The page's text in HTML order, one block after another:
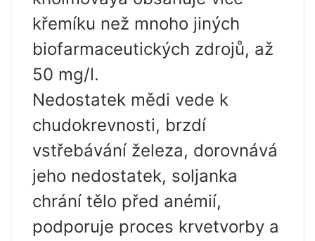
křemíku než mnoho jiných
biofarmaceutických zdrojů, až
50 mg/l.
Nedostatek mědi vede k
chudokrevnosti, brzdí
vstřebávání železa, dorovnává
jeho nedostatek, soljanka
chrání tělo před anémií,
podporuje proces krvetvorby a